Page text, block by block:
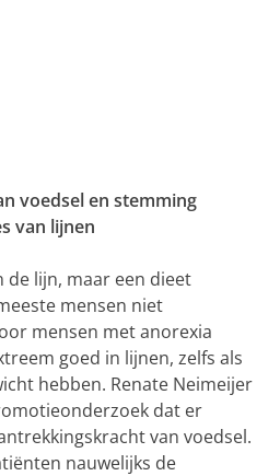
voedsel en stemming
van lijnen
de lijn, maar een dieet
mensen niet
mensen met anorexia
goed in lijnen, zelfs als
hebben. Renate Neimeijer
dat er
van voedsel.
nauwelijks de